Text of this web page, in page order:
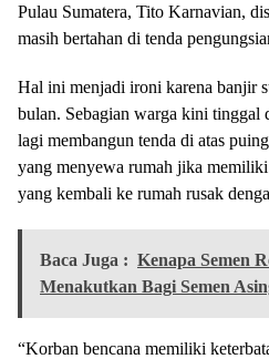
Pulau Sumatera, Tito Karnavian,
masih bertahan di tenda
Hal ini menjadi ironi karena banjir
bulan. Sebagian warga kini tinggal
lagi membangun tenda di atas
yang menyewa rumah jika
yang kembali ke rumah rusak
Baca Juga : Kenapa Semen
Menakutkan Bagi Semen
“Korban bencana memiliki